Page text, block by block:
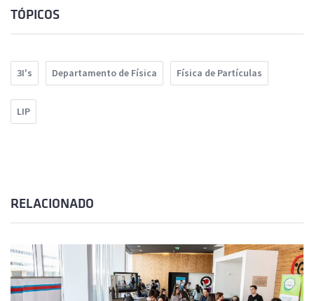
TÓPICOS
3I's Departamento de Física Física de Partículas
LIP
RELACIONADO